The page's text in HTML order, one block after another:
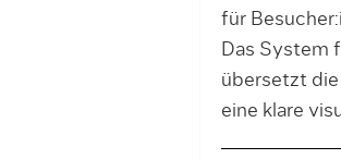
für
Das System
übersetzt
eine klare